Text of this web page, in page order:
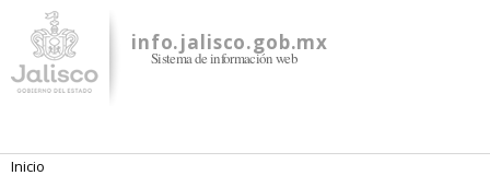
contenido
principal
info.jalisco.gob.mx
Sistema de información web
Se encuentra usted aquí
Inicio